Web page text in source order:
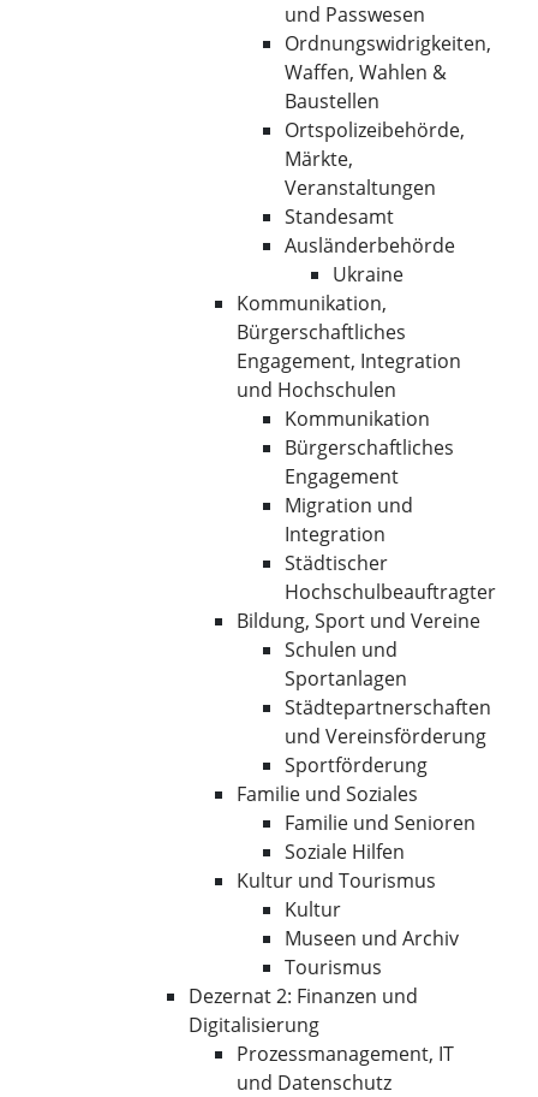
und Passwesen
Ordnungswidrigkeiten,
Waffen, Wahlen &
Baustellen
Ortspolizeibehörde,
Märkte,
Veranstaltungen
Standesamt
Ausländerbehörde
Ukraine
Kommunikation,
Bürgerschaftliches
Engagement, Integration
und Hochschulen
Kommunikation
Bürgerschaftliches
Engagement
Migration und
Integration
Städtischer
Hochschulbeauftragter
Bildung, Sport und Vereine
Schulen und
Sportanlagen
Städtepartnerschaften
und Vereinsförderung
Sportförderung
Familie und Soziales
Familie und Senioren
Soziale Hilfen
Kultur und Tourismus
Kultur
Museen und Archiv
Tourismus
Dezernat 2: Finanzen und
Digitalisierung
Prozessmanagement, IT
und Datenschutz